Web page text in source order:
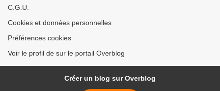
C.G.U.
Cookies et données personnelles
Préférences cookies
Voir le profil de sur le portail Overblog
Créer un blog sur Overblog